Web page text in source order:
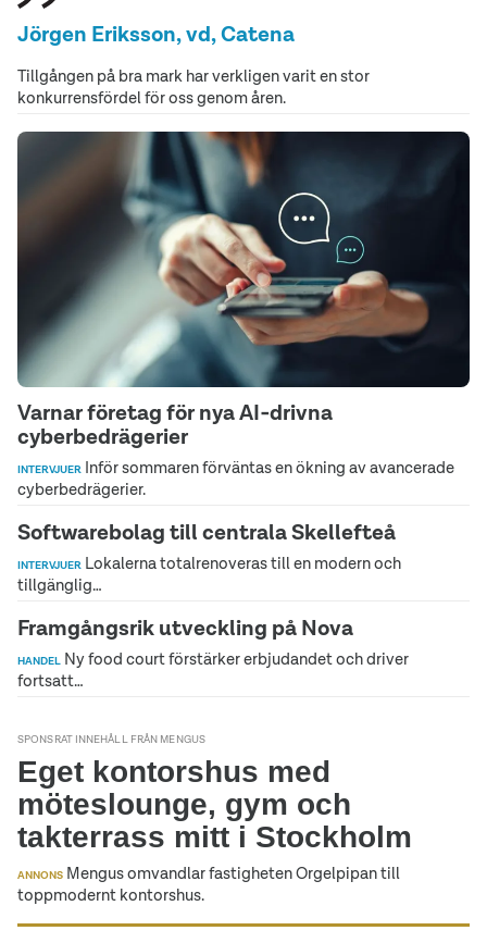
Jörgen Eriksson, vd, Catena
Tillgången på bra mark har verkligen varit en stor
konkurrensfördel för oss genom åren.
Varnar företag för nya AI‑drivna
cyberbedrägerier
INTERVJUER Inför sommaren förväntas en ökning av avancerade
cyberbedrägerier.
Softwarebolag till centrala Skellefteå
INTERVJUER Lokalerna totalrenoveras till en modern och
tillgänglig…
Framgångsrik utveckling på Nova
HANDEL Ny food court förstärker erbjudandet och driver
fortsatt…
SPONSRAT INNEHÅLL FRÅN MENGUS
Eget kontorshus med
möteslounge, gym och
takterrass mitt i Stockholm
ANNONS Mengus omvandlar fastigheten Orgelpipan till
toppmodernt kontorshus.